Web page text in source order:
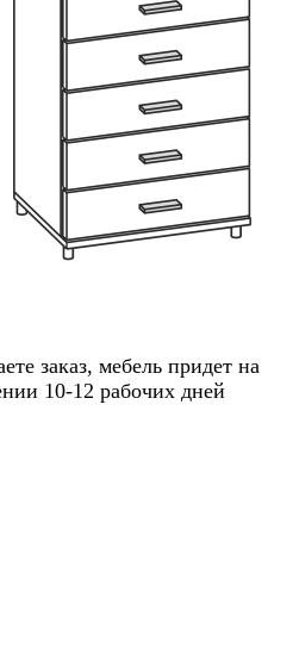
заказ, мебель придет на
10-12 рабочих дней